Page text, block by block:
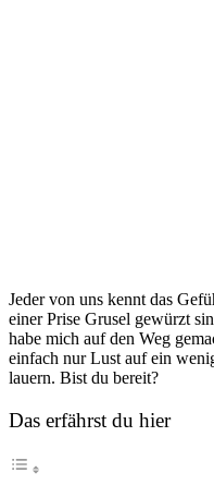
Jeder von uns kennt ⁣das
einer ​Prise Grusel ⁣gewürzt
‌habe mich auf den Weg
⁤einfach ⁣nur Lust auf ein
lauern. Bist⁢ du bereit?
Das erfährst du hier